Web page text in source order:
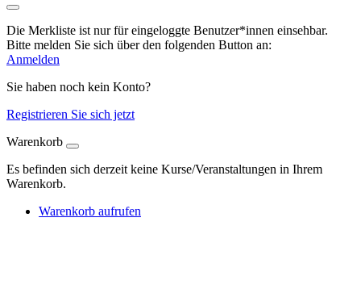
Die Merkliste ist nur für eingeloggte Benutzer*innen einsehbar.
Bitte melden Sie sich über den folgenden Button an:
Anmelden
Sie haben noch kein Konto?
Registrieren Sie sich jetzt
Warenkorb
Es befinden sich derzeit keine Kurse/Veranstaltungen in Ihrem
Warenkorb.
Warenkorb aufrufen